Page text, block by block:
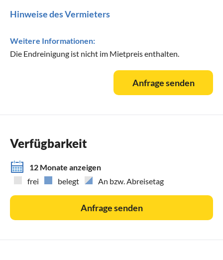
Hinweise des Vermieters
Weitere Informationen:
Die Endreinigung ist nicht im Mietpreis enthalten.
Anfrage senden
Verfügbarkeit
12 Monate anzeigen
frei
belegt An bzw. Abreisetag
Anfrage senden